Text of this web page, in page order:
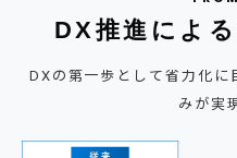
DX推進によ
DXの第一歩として省力化に
みが実